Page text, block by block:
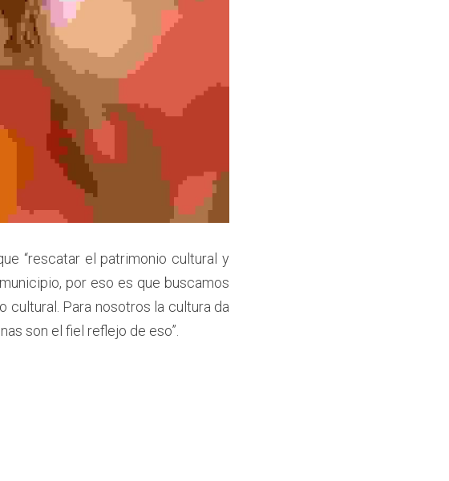
“rescatar el patrimonio cultural y
por eso es que buscamos
cultural. Para nosotros la cultura da
son el fiel reflejo de eso”.